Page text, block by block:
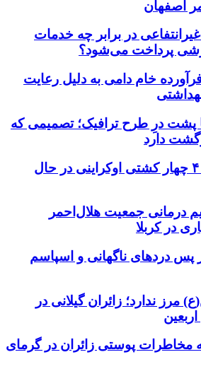
اصفهان
در برابر چه خدمات
پرداخت می‌شود؟
۴۵۰ تن فرآورده خام دامی به دلیل رعایت
پشت درِ طرح ترافیک؛ تصمیمی که
حمله روسیه به ۴ چهار کشتی اوکراینی در حال
درمانی جمعیت هلال‌احمر
در کربلا
پس دردهای ناگهانی و اسپاسم
ندارد؛ زائران گیلانی در
مخاطرات پوستی زائران در گرمای